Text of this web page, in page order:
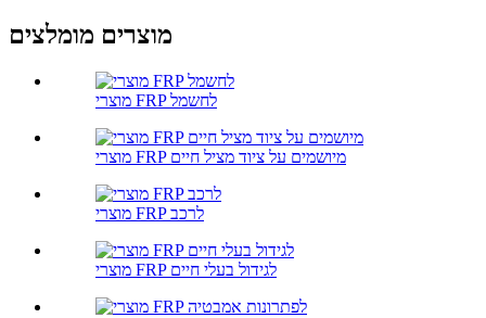
מוצרים מומלצים
מוצרי FRP לחשמל
מוצרי FRP מיושמים על ציוד מציל חיים
מוצרי FRP לרכב
מוצרי FRP לגידול בעלי חיים